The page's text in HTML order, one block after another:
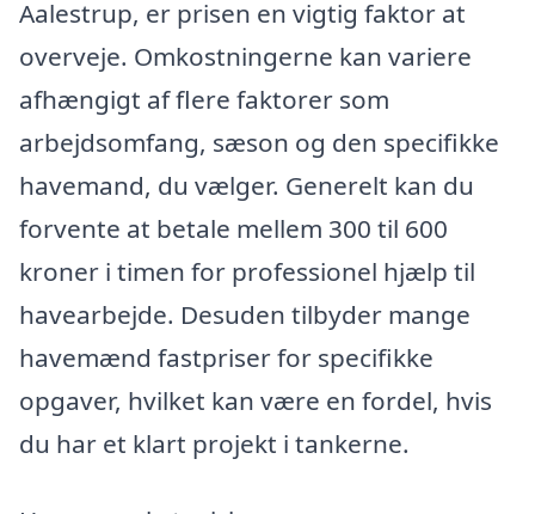
Aalestrup, er prisen en vigtig faktor at
overveje. Omkostningerne kan variere
afhængigt af flere faktorer som
arbejdsomfang, sæson og den specifikke
havemand, du vælger. Generelt kan du
forvente at betale mellem 300 til 600
kroner i timen for professionel hjælp til
havearbejde. Desuden tilbyder mange
havemænd fastpriser for specifikke
opgaver, hvilket kan være en fordel, hvis
du har et klart projekt i tankerne.